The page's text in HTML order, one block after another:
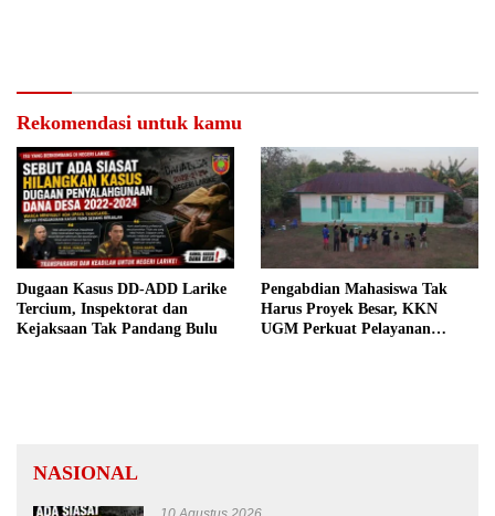
Rekomendasi untuk kamu
Dugaan Kasus DD-ADD Larike
Tercium, Inspektorat dan
Kejaksaan Tak Pandang Bulu
Pengabdian Mahasiswa Tak
Harus Proyek Besar, KKN
UGM Perkuat Pelayanan
NASIONAL